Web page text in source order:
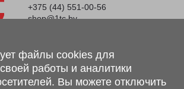
+375 (44) 551-00-56
shop@1tc.by
н, п. Привольный, ул. Мира, 20А,
файлы cookies для
работы и аналитики
Вы можете отключить